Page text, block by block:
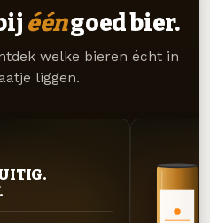
ééngoed bier.
welke bieren écht in
liggen.